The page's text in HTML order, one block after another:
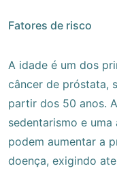
Fatores de risco
A idade é um dos
câncer de próstata,
partir dos 50 anos.
sedentarismo e
podem aumentar a
doença, exigindo